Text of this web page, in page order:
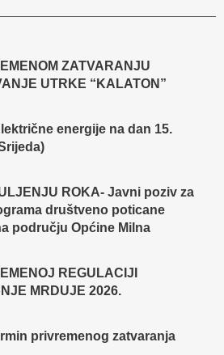
ZATVARANJU
UTRKE “KALATON”
energije na dan 15.
ROKA- Javni poziv za
društveno poticane
području Općine Milna
REGULACIJI
MRDUJE 2026.
privremenog zatvaranja